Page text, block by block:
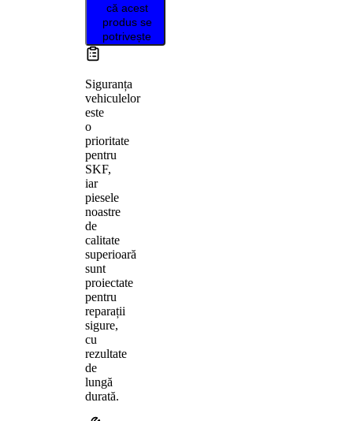
că acest
produs se
potrivește
Siguranța
vehiculelor
este
o
prioritate
pentru
SKF,
iar
piesele
noastre
de
calitate
superioară
sunt
proiectate
pentru
reparații
sigure,
cu
rezultate
de
lungă
durată.